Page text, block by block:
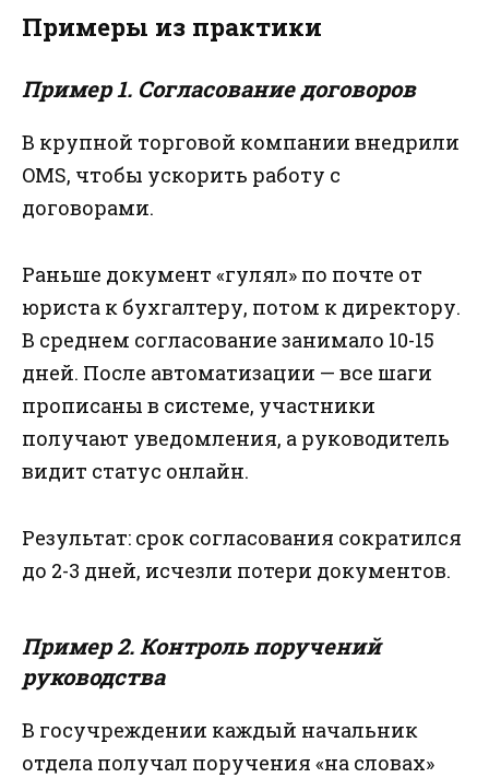
Примеры из практики
Пример 1. Согласование договоров
В крупной торговой компании внедрили
OMS, чтобы ускорить работу с
договорами.
Раньше документ «гулял» по почте от
юриста к бухгалтеру, потом к директору.
В среднем согласование занимало 10-15
дней. После автоматизации — все шаги
прописаны в системе, участники
получают уведомления, а руководитель
видит статус онлайн.
Результат: срок согласования сократился
до 2-3 дней, исчезли потери документов.
Пример 2. Контроль поручений
руководства
В госучреждении каждый начальник
отдела получал поручения «на словах»